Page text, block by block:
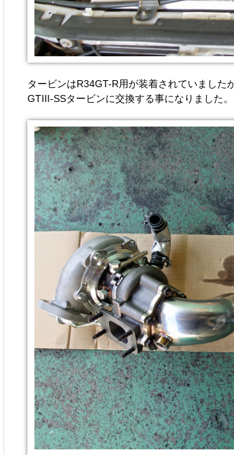
タービンはR34GT-R用が装着されていました
GTIII-SSタービンに交換する事になりました。